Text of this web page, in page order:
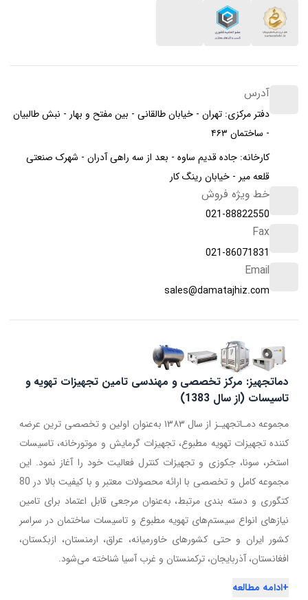
آدرس
دفتر مرکزی: تهران - خیابان طالقانی - بین مفتح و بهار - نبش طالبیان
- ساختمان ۴۶۳
کارخانه: جاده قدیم ساوه - بعد از سه راهی آدران - شهرک صنعتی
قلعه میر - خیابان رینگ کار
خط ویژه فروش
021-88822550
Fax
021-86071831
Email
sales@damatajhiz.com
دماتجهیز: مرکز تخصصی و مهندسی تامین تجهیزات تهویه و
تاسیسات (از سال 1383)
مجموعه دمـاتجهیـز از سال ۱۳۸۳ به‌عنوان اولین و تخصصی ترین عرضه
کننده تجهیزات تهویه مطبوع، تجهیزات گرمایش و موتورخانه، تاسیسات
استخر، سونا، جکوزی و تجهیزات کنترل فعالیت خود را آغاز نمود. این
مجموعه کامل و تخصصی با ارائه محصولات معتبر و با کیفیت بالا در 80
کتگوری و دسته بندی مرتبط، به‌عنوان مرجعی قابل اعتماد برای تامین
نیازهای انواع سیستم‌های تهویه مطبوع و تاسیسات ساختمان در سراسر
کشور ایران و حتی کشورهای خاورمیانه، عراق، ارمنستان، ازبکستان،
افغانستان، آذربایجان، ترکمنستان و غرب آسیا شناخته می‌شود.
+ادامه مطالعه